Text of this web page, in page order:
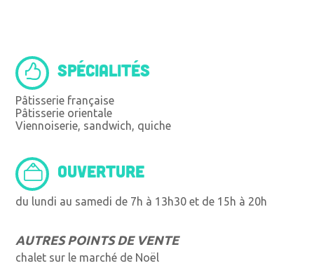
SPÉCIALITÉS
Pâtisserie française
Pâtisserie orientale
Viennoiserie, sandwich, quiche
OUVERTURE
du lundi au samedi de 7h à 13h30 et de 15h à 20h
AUTRES POINTS DE VENTE
chalet sur le marché de Noël